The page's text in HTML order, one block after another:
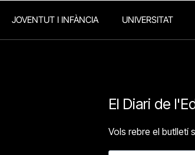
JOVENTUT I INFÀNCIA UNIVERSITAT